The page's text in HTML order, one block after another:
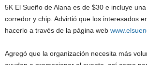
5K El Sueño de Alana es de $30 e incluye
corredor y chip. Advirtió que los interesados
hacerlo a través de la página web
Agregó que la organización necesita más